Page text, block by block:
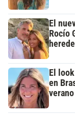
El
Rocío
El
en
verano